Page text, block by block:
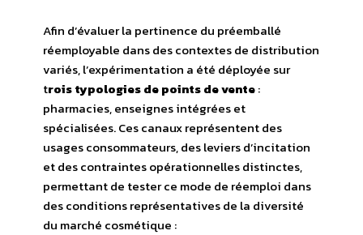
Afin d’évaluer la pertinence du préemballé
réemployable dans des contextes de distribution
variés, l’expérimentation a été déployée sur
trois typologies de points de vente:
pharmacies, enseignes intégrées et
spécialisées. Ces canaux représentent des
usages consommateurs, des leviers d’incitation
et des contraintes opérationnelles distinctes,
permettant de tester ce mode de réemploi dans
des conditions représentatives de la diversité
du marché cosmétique :